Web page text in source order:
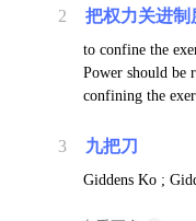
2 把权力关进制
to confine the
Power should be
confining the
3 九把刀
Giddens Ko ;